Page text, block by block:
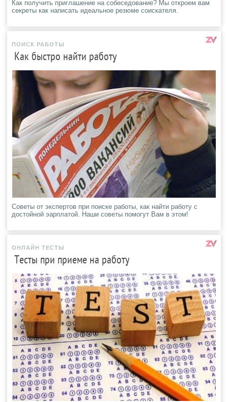
Как получить приглашение на собеседование? Мы откроем вам
секреты как написать идеальное резюме соискателя.
ПОИСК РАБОТЫ
Как быстро найти работу
Советы от экспертов при поиске работы, как найти работу с
достойной эарплатой. Наши советы помогут Вам в этом!
ОНЛАЙН ТЕСТЫ
Тесты при приеме на работу